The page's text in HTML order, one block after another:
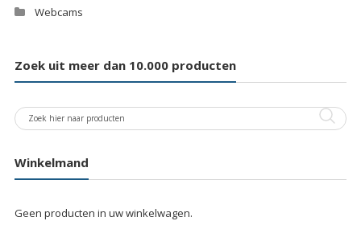
Webcams
Zoek uit meer dan 10.000 producten
Winkelmand
Geen producten in uw winkelwagen.